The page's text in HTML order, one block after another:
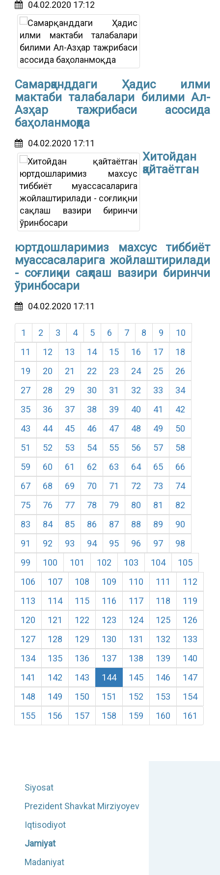
04.02.2020 17:12
Самарқанддаги Ҳадис илми
мактаби талабалари билими Ал-
Азҳар тажрибаси асосида
баҳоланмоқда
04.02.2020 17:11
Хитойдан
қайтаётган
юртдошларимиз махсус тиббиёт
муассасаларига жойлаштирилади
- соғлиқни сақлаш вазири биринчи
ўринбосари
04.02.2020 17:11
1 2 3 4 5 6 7 8 9
10
11
12 13 14 15 16 17
18
19
20 21 22 23 24 25
26
27
28 29 30 31 32 33
34
35
36 37 38 39 40 41
42
43
44 45 46 47 48 49
50
51
52 53 54 55 56 57
58
59
60 61 62 63 64 65
66
67
68 69 70 71 72 73
74
75
76 77 78 79 80 81
82
83
84 85 86 87 88 89
90
91
92 93 94 95 96 97
98
99
100 101 102 103 104
105
106
107 108 109 110 111
112
113
114 115 116 117 118
119
120
121 122 123 124 125
126
127
128 129 130 131 132
133
134
135 136 137 138 139
140
141
142 143 144 145 146
147
148
149 150 151 152 153
154
155
156 157 158 159 160 161
Siyosat
Prezident Shavkat Mirziyoyev
Iqtisodiyot
Jamiyat
Madaniyat